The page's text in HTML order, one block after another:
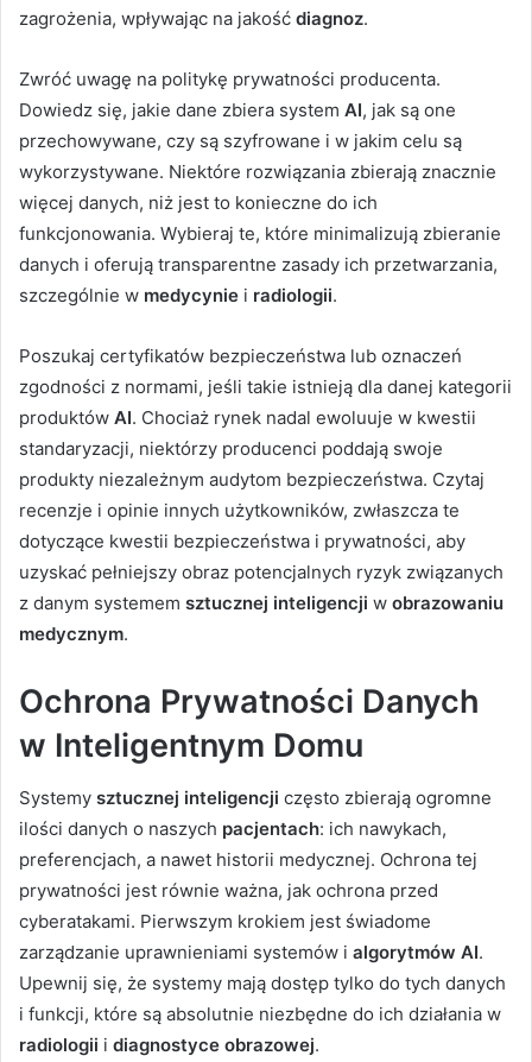
zagrożenia, wpływając na jakość diagnoz.
Zwróć uwagę na politykę prywatności producenta.
Dowiedz się, jakie dane zbiera system AI, jak są one
przechowywane, czy są szyfrowane i w jakim celu są
wykorzystywane. Niektóre rozwiązania zbierają znacznie
więcej danych, niż jest to konieczne do ich
funkcjonowania. Wybieraj te, które minimalizują zbieranie
danych i oferują transparentne zasady ich przetwarzania,
szczególnie w medycynie i radiologii.
Poszukaj certyfikatów bezpieczeństwa lub oznaczeń
zgodności z normami, jeśli takie istnieją dla danej kategorii
produktów AI. Chociaż rynek nadal ewoluuje w kwestii
standaryzacji, niektórzy producenci poddają swoje
produkty niezależnym audytom bezpieczeństwa. Czytaj
recenzje i opinie innych użytkowników, zwłaszcza te
dotyczące kwestii bezpieczeństwa i prywatności, aby
uzyskać pełniejszy obraz potencjalnych ryzyk związanych
z danym systemem sztucznej inteligencji w obrazowaniu
medycznym.
Ochrona Prywatności Danych
w Inteligentnym Domu
Systemy sztucznej inteligencji często zbierają ogromne
ilości danych o naszych pacjentach: ich nawykach,
preferencjach, a nawet historii medycznej. Ochrona tej
prywatności jest równie ważna, jak ochrona przed
cyberatakami. Pierwszym krokiem jest świadome
zarządzanie uprawnieniami systemów i algorytmów AI.
Upewnij się, że systemy mają dostęp tylko do tych danych
i funkcji, które są absolutnie niezbędne do ich działania w
radiologii i diagnostyce obrazowej.